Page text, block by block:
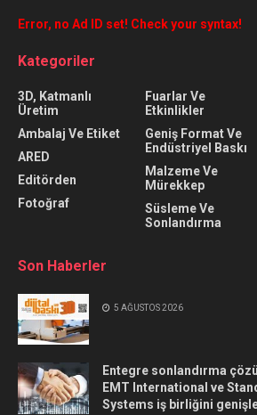
Error, no Ad ID set! Check your syntax!
Kategoriler
3D, Katmanlı
Üretim
Ambalaj Ve Etiket
ARED
Editörden
Fotoğraf
Fuarlar Ve
Etkinlikler
Geniş Format Ve
Endüstriyel Baskı
Malzeme Ve
Mürekkep
Süsleme Ve
Sonlandırma
Son Haberler
5 AĞUSTOS 2026
Entegre sonlandırma
EMT International ve
Systems iş birliğini